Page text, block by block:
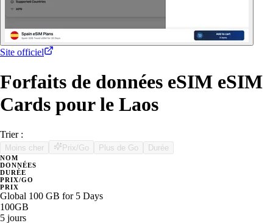
Site officiel
Forfaits de données eSIM eSIM
Cards pour le Laos
Trier :
Moins cher Prix/Go Plus de Go Durée
NOM
DONNÉES
DURÉE
PRIX/GO
PRIX
Global 100 GB for 5 Days
100GB
5 jours